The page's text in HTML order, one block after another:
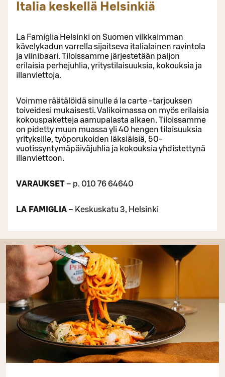
Italia keskellä Helsinkiä
La Famiglia Helsinki on Suomen vilkkaimman
kävelykadun varrella sijaitseva italialainen ravintola
ja viinibaari. Tiloissamme järjestetään paljon
erilaisia perhejuhlia, yritystilaisuuksia, kokouksia ja
illanviettoja.
Voimme räätälöidä sinulle á la carte -tarjouksen
toiveidesi mukaisesti. Valikoimassa on myös erilaisia
kokouspaketteja aamupalasta alkaen. Tiloissamme
on pidetty muun muassa yli 40 hengen tilaisuuksia
yrityksille, työporukoiden läksiäisiä, 50-
vuotissyntymäpäiväjuhlia ja kokouksia yhdistettynä
illanviettoon.
VARAUKSET – p. 010 76 64640
LA FAMIGLIA – Keskuskatu 3, Helsinki